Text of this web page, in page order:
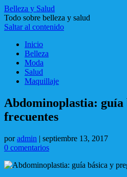
Belleza y Salud
Todo sobre belleza y salud
Saltar al contenido
Inicio
Belleza
Moda
Salud
Maquillaje
Abdominoplastia: guía
frecuentes
poradmin | septiembre 13, 2017
0 comentarios